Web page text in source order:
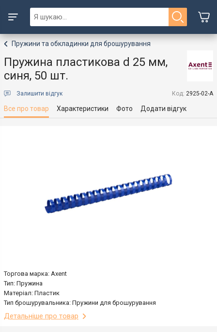
Пружини та обкладинки для брошурування
Пружина пластикова d 25 мм,
синя, 50 шт.
Залишити відгук Код: 2925-02-A
Все про товар Характеристики Фото Додати відгук
Торгова марка: Axent
Тип: Пружина
Матеріал: Пластик
Тип брошурувальника: Пружини для брошурування
Детальніше про товар